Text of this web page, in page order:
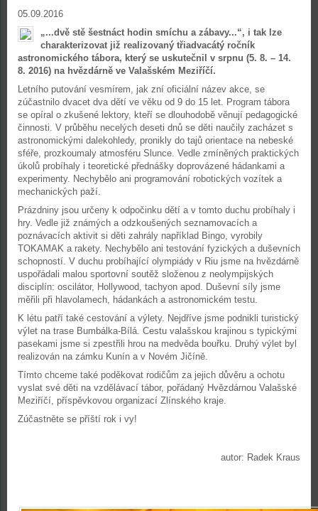
05.09.2016
„...dvě stě šestnáct hodin smíchu a zábavy...“, i tak lze
charakterizovat již realizovaný třiadvacátý ročník
astronomického tábora, který se uskutečnil v srpnu (5. 8. – 14.
8. 2016) na hvězdárně ve Valašském Meziříčí.
Letního putování vesmírem, jak zní oficiální název akce, se
zúčastnilo dvacet dva dětí ve věku od 9 do 15 let. Program tábora
se opíral o zkušené lektory, kteří se dlouhodobě věnují pedagogické
činnosti. V průběhu necelých deseti dnů se děti naučily zacházet s
astronomickými dalekohledy, pronikly do tajů orientace na nebeské
sféře, prozkoumaly atmosféru Slunce. Vedle zmíněných praktických
úkolů probíhaly i teoretické přednášky doprovázené hádankami a
experimenty. Nechybělo ani programování robotických vozítek a
mechanických paží.
Prázdniny jsou určeny k odpočinku dětí a v tomto duchu probíhaly i
hry. Vedle již známých a odzkoušených seznamovacích a
poznávacích aktivit si děti zahrály například Bingo, vyrobily
TOKAMAK a rakety. Nechybělo ani testování fyzických a duševních
schopností. V duchu probíhající olympiády v Riu jsme na hvězdárně
uspořádali malou sportovní soutěž složenou z neolympijských
disciplín: oscilátor, Hollywood, tachyon apod. Duševní síly jsme
měřili při hlavolamech, hádankách a astronomickém testu.
K létu patří také cestování a výlety. Nejdříve jsme podnikli turistický
výlet na trase Bumbálka-Bílá. Cestu valašskou krajinou s typickými
pasekami jsme si zpestřili hrou na medvěda bouřku. Druhý výlet byl
realizován na zámku Kunín a v Novém Jičíně.
Tímto chceme také poděkovat rodičům za jejich důvěru a ochotu
vyslat své děti na vzdělávací tábor, pořádaný Hvězdárnou Valašské
Meziříčí, příspěvkovou organizací Zlínského kraje.
Zúčastněte se příští rok i vy!
autor: Radek Kraus